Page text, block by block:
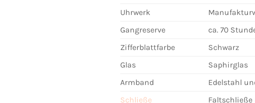
Uhrwerk
Gangreserve
ca. 70
Zifferblattfarbe
Schwarz
Glas
Saphirglas
Armband
Edelstahl
Schließe